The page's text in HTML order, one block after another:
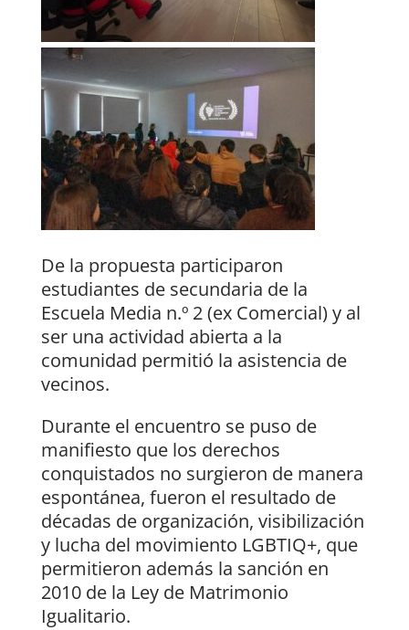
De la propuesta participaron
estudiantes de secundaria de la
Escuela Media n.º 2 (ex Comercial) y al
ser una actividad abierta a la
comunidad permitió la asistencia de
vecinos.
Durante el encuentro se puso de
manifiesto que los derechos
conquistados no surgieron de manera
espontánea, fueron el resultado de
décadas de organización, visibilización
y lucha del movimiento LGBTIQ+, que
permitieron además la sanción en
2010 de la Ley de Matrimonio
Igualitario.